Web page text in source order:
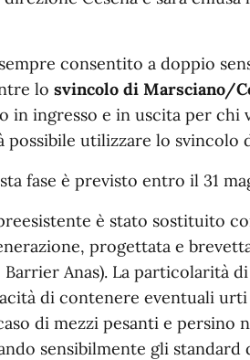
consentito a doppio
lo svincolo di Marsciano/
in ingresso e in uscita per chi
possibile utilizzare lo svincolo
fase è previsto entro il 31
è stato sostituito
progettata e
Anas). La particolarità
di contenere eventuali
di mezzi pesanti e persino
sensibilmente gli standard